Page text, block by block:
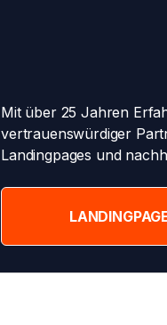
Mit über 25 Jahren
vertrauenswürdiger
Landingpages und